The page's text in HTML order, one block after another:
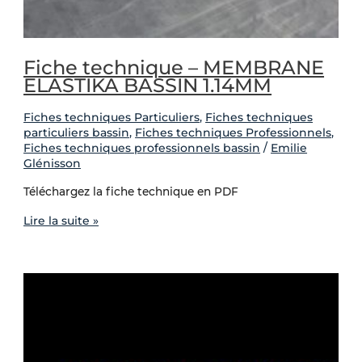
Fiche technique – MEMBRANE
ELASTIKA BASSIN 1.14MM
Fiches techniques Particuliers, Fiches techniques
particuliers bassin, Fiches techniques Professionnels,
Fiches techniques professionnels bassin / Emilie
Glénisson
Téléchargez la fiche technique en PDF
Lire la suite »